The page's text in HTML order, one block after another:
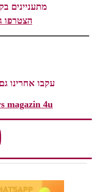
מתעניינים
הצטרפו
עקבו אחרינו גם
magazin 4u